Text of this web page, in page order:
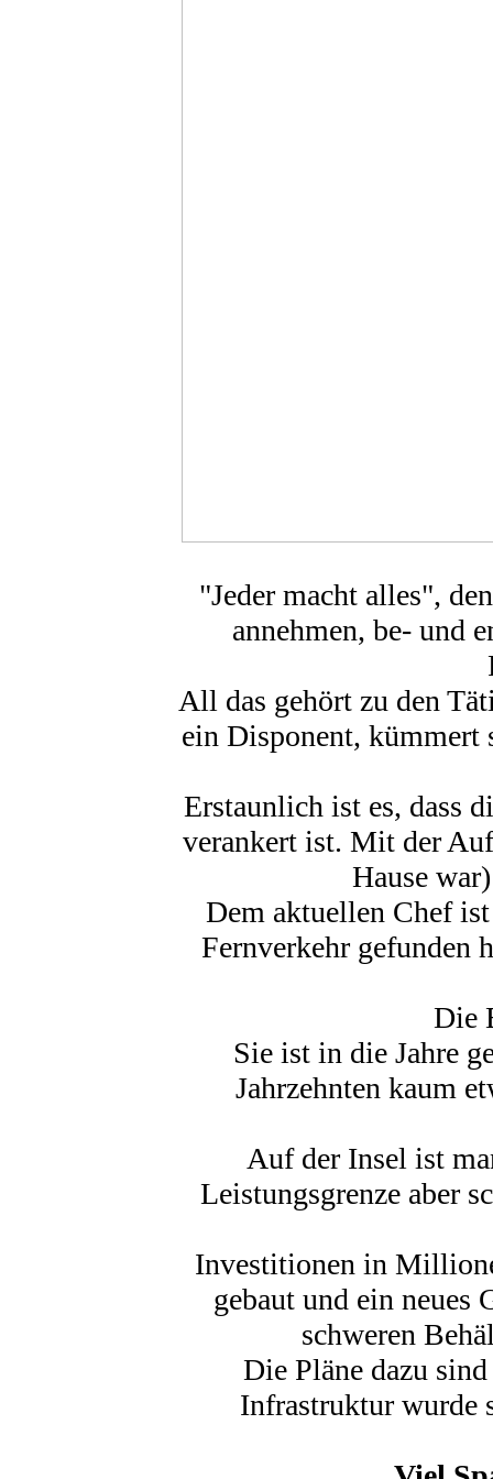
"Jeder macht alles",
annehmen, be- und
All das gehört zu den
ein Disponent, kümmert
Erstaunlich ist es, dass
verankert ist. Mit der
Hause
Dem aktuellen Chef
Fernverkehr gefunden
Die
Sie ist in die Jahre
Jahrzehnten kaum
Auf der Insel ist
Leistungsgrenze aber
Investitionen in
gebaut und ein neues
schweren
Die Pläne dazu
Infrastruktur wurde